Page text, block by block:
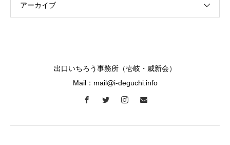
アーカイブ
出口いちろう事務所（壱岐・威新会）
Mail：mail@i-deguchi.info